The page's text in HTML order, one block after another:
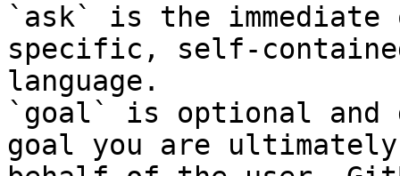
`ask` is the
specific, self-
language.
`goal` is optional and
goal you are